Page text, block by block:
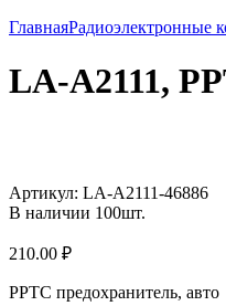
ГлавнаяРадиоэлектронные
LA-A2111,
Артикул: LA-A2111-46886
В наличии 100шт.
210.00 ₽
PPTC предохранитель, авто